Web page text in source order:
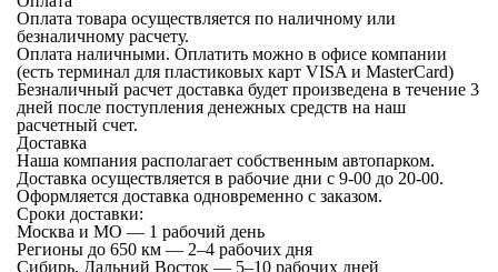
Оплата товара осуществляется по наличному или
безналичному расчету.
Оплата наличными. Оплатить можно в офисе компании
(есть терминал для пластиковых карт VISA и MasterCard)
Безналичный расчет доставка будет произведена в течение 3
дней после поступления денежных средств на наш
расчетный счет.
Доставка
Наша компания располагает собственным автопарком.
Доставка осуществляется в рабочие дни с 9-00 до 20-00.
Оформляется доставка одновременно с заказом.
Сроки доставки:
Москва и МО — 1 рабочий день
Регионы до 650 км — 2–4 рабочих дня
Сибирь, Дальний Восток — 5–10 рабочих дней